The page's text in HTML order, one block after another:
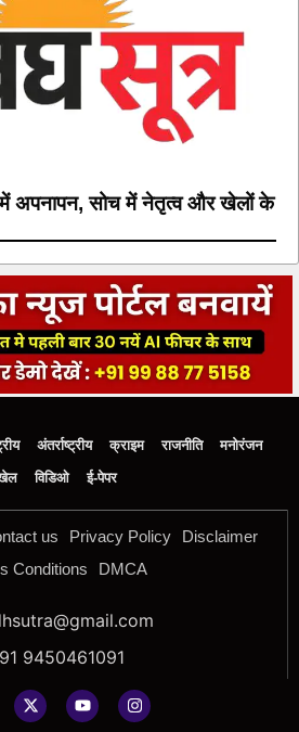
में अपनापन, सोच में नेतृत्व और खेलों के
अंतर्राष्ट्रीय क्राइम राजनीति
मनोरंजन
विडिओ ई-पेपर
us Privacy Policy
Disclaimer
Conditions
DMCA
9450461091